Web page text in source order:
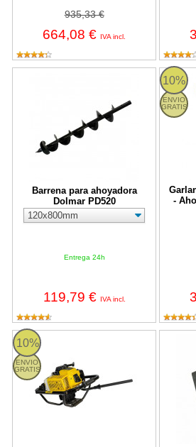
935,33 €
664,08 € IVA incl.
Barrena para ahoyadora
Dolmar PD520
Entrega 24h
119,79 € IVA incl.
Barrena para ahoyadora Dolmar PD520
10%
ENVIO
GRATIS
-
10%
ENVIO
GRATIS
AUGER 12SBG-V22 Garland